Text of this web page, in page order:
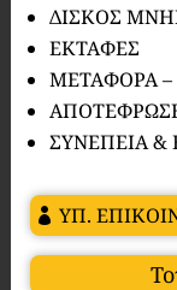
ΔΙΣΚΟΣ
ΕΚΤΑΦΕΣ
ΜΕΤΑΦΟΡΑ
ΣΥΝΕΠΕΙΑ &
ΥΠ.